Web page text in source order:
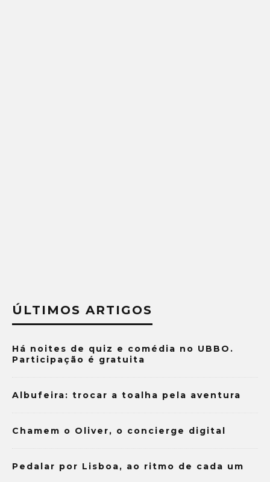
ÚLTIMOS ARTIGOS
Há noites de quiz e comédia no UBBO.
Participação é gratuita
Albufeira: trocar a toalha pela aventura
Chamem o Oliver, o concierge digital
Pedalar por Lisboa, ao ritmo de cada um